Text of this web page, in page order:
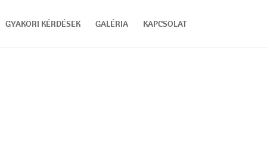
GYAKORI KÉRDÉSEK GALÉRIA KAPCSOLAT